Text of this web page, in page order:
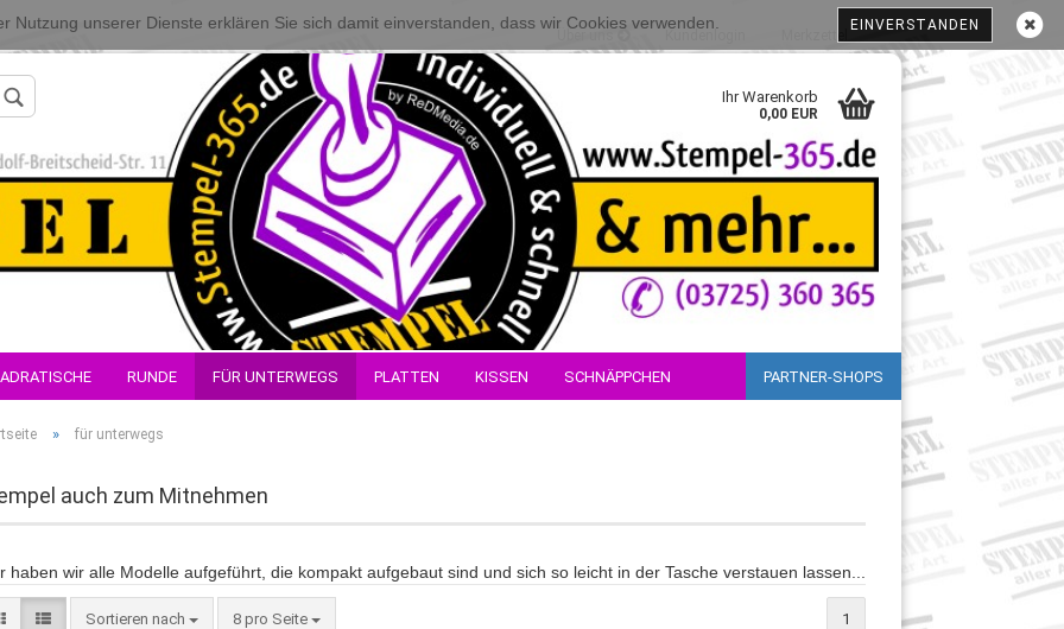
Passwort vergessen?
Ihr Warenkorb
0,00 EUR
unserer Dienste erklären Sie sich damit einverstanden, dass wir Cookies verwenden. EINVERSTANDEN
RUNDE FÜR UNTERWEGS PLATTEN KISSEN SCHNÄPPCHEN PARTNER-SHOPS
» für unterwegs
auch zum Mitnehmen
haben wir alle Modelle aufgeführt, die kompakt aufgebaut sind und sich so leicht in der Tasche verstauen lassen...
Sortieren nach 8 pro Seite 1